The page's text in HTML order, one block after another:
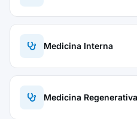
Medicina Interna
Medicina Regenerativa